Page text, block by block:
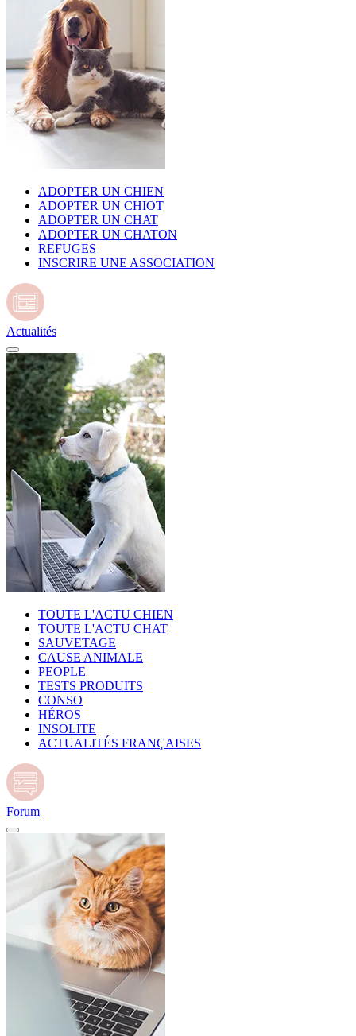
ADOPTER UN CHIEN
ADOPTER UN CHIOT
ADOPTER UN CHAT
ADOPTER UN CHATON
REFUGES
INSCRIRE UNE ASSOCIATION
Actualités
TOUTE L'ACTU CHIEN
TOUTE L'ACTU CHAT
SAUVETAGE
CAUSE ANIMALE
PEOPLE
TESTS PRODUITS
CONSO
HÉROS
INSOLITE
ACTUALITÉS FRANÇAISES
Forum